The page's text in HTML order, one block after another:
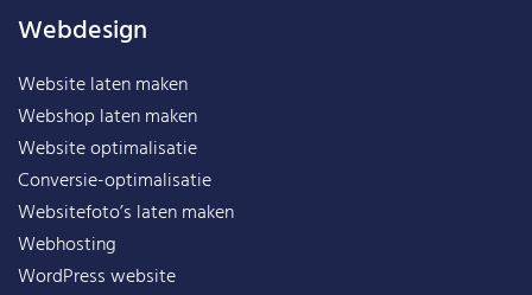
Webdesign
Website laten maken
Webshop laten maken
Website optimalisatie
Conversie-optimalisatie
Websitefoto’s laten maken
Webhosting
WordPress website